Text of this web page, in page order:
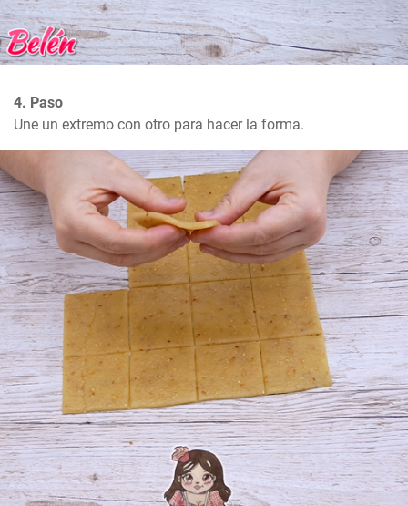
4. Paso
Une un extremo con otro para hacer la forma.